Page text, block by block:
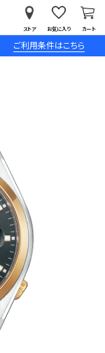
ご利用条件はこちら
ストア お気に入り カート